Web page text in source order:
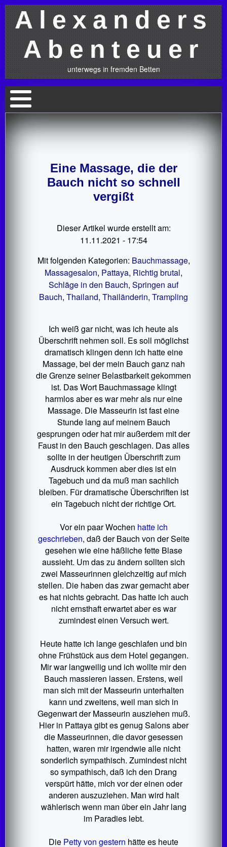
Alexanders
Abenteuer
unterwegs in fremden Betten
Eine Massage, die der
Bauch nicht so schnell
vergißt
Dieser Artikel wurde erstellt am:
11.11.2021 - 17:54
Mit folgenden Kategorien: Bauchmassage,
Massagesalon, Pattaya, Richtig brutal,
Schläge in den Bauch, Springen auf
Bauch, Thailand, Thailänderin, Trampling
Ich weiß gar nicht, was ich heute als
Überschrift nehmen soll. Es soll möglichst
dramatisch klingen denn ich hatte eine
Massage, bei der mein Bauch ganz nah
die Grenze seiner Belastbarkeit gekommen
ist. Das Wort Bauchmassage klingt
harmlos aber es war mehr als nur eine
Massage. Die Masseurin ist fast eine
Stunde lang auf meinem Bauch
gesprungen oder hat mir außerdem mit der
Faust in den Bauch geschlagen. Das alles
sollte in der heutigen Überschrift zum
Ausdruck kommen aber dies ist ein
Tagebuch und da muß man sachlich
bleiben. Für dramatische Überschriften ist
ein Tagebuch nicht der richtige Ort.
Vor ein paar Wochen hatte ich
geschrieben, daß der Bauch von der Seite
gesehen wie eine häßliche fette Blase
aussieht. Um das zu ändern sollten sich
zwei Masseurinnen gleichzeitig auf mich
stellen. Die haben das zwar gemacht aber
es hat nichts gebracht. Das hatte ich auch
nicht ernsthaft erwartet aber es war
zumindest einen Versuch wert.
Heute hatte ich lange geschlafen und bin
ohne Frühstück aus dem Hotel gegangen.
Mir war langweilig und ich wollte mir den
Bauch massieren lassen. Erstens, weil
man sich mit der Masseurin unterhalten
kann und zweitens, weil man sich in
Gegenwart der Masseurin ausziehen muß.
Hier in Pattaya gibt es genug Salons aber
die Masseurinnen, die davor gesessen
hatten, waren mir irgendwie alle nicht
sonderlich sympathisch. Zumindest nicht
so sympathisch, daß ich den Drang
verspürt hätte, mich vor der einen oder
anderen auszuziehen. Man wird halt
wählerisch wenn man über ein Jahr lang
im Paradies lebt.
Die Petty von gestern hätte es heute